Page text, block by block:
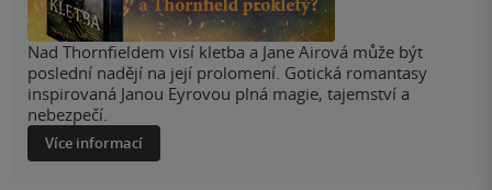
Nad Thornfieldem visí kletba a Jane Airová může být
poslední nadějí na její prolomení. Gotická romantasy
inspirovaná Janou Eyrovou plná magie, tajemství a
nebezpečí.
Více informací